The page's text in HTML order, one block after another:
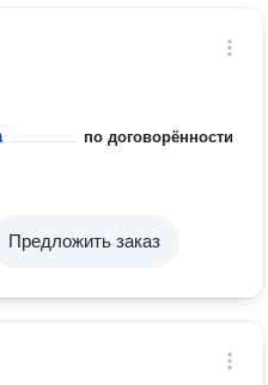
по договорённости
Предложить заказ